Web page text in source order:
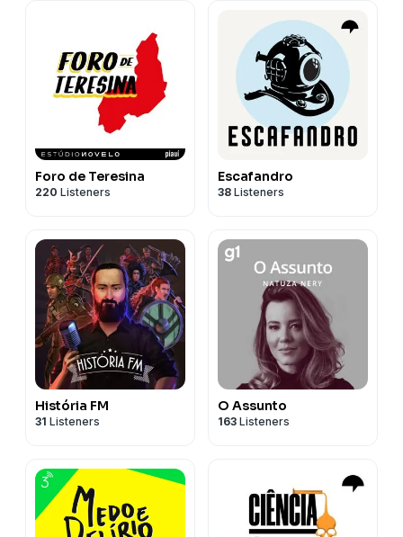
Foro de Teresina
220 Listeners
Escafandro
38 Listeners
História FM
31 Listeners
O Assunto
163 Listeners